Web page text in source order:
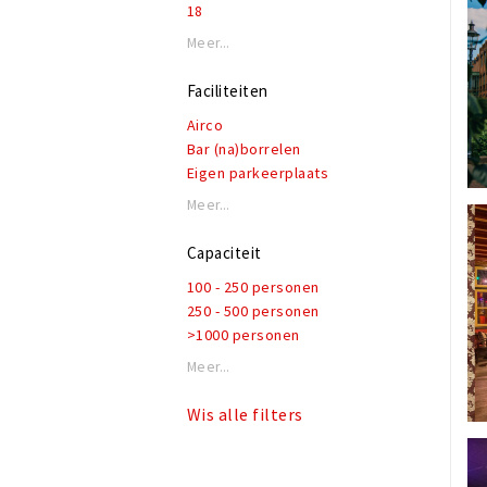
Soul
Folk
18
Meer...
Faciliteiten
Airco
Bar (na)borrelen
Eigen parkeerplaats
Garderobe
Rolstoeltoegankelijk
Invalidentoilet
Kindvriendelijk
Private dining
Rookruimte
Reserveren mogelijk
Te huur voor privé gelegenheden
Meer...
Capaciteit
100 - 250 personen
250 - 500 personen
>1000 personen
Meer...
Wis alle filters